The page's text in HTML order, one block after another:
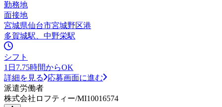
勤務地
面接地
宮城県仙台市宮城野区港
多賀城駅、中野栄駅
シフト
1日7.75時間からOK
詳細を見る
応募画面に進む
派遣労働者
株式会社ロフティー/MI10016574